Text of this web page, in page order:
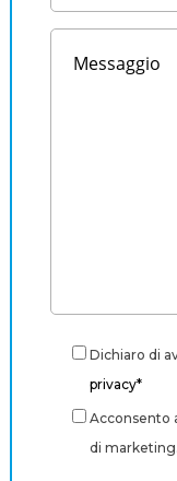
Dichiaro di
privacy*
Acconsento
di marketing.